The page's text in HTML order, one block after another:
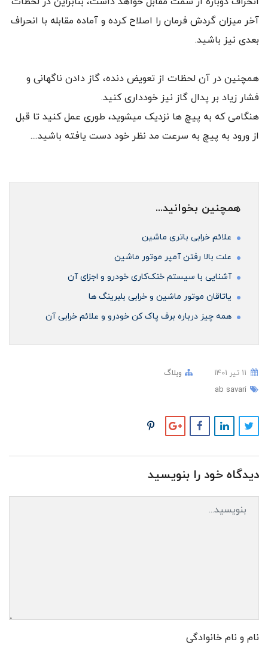
آخر میزان گردش فرمان را اصلاح کرده و آماده مقابله با انحراف
بعدی نیز باشید.
همچنین در آن لحظات از تعویض دنده، گاز دادن ناگهانی و
فشار زیاد بر پدال گاز نیز خودداری کنید.
هنگامی که به پیچ ها نزدیک میشوید، طوری عمل کنید تا قبل
از ورود به پیچ به سرعت مد نظر خود دست یافته باشید....
همچنین بخوانید...
علائم خرابی باتری ماشین
علت بالا رفتن آمپر موتور ماشین
آشنایی با سیستم خنک‌کاری خودرو و اجزای آن
ياتاقان موتور ماشین و خرابی بلبرینگ ها
همه چیز درباره برف پاک کن خودرو و علائم خرابی آن
وبلاگ
ab savari
دیدگاه خود را بنویسید
نام و نام خانوادگی